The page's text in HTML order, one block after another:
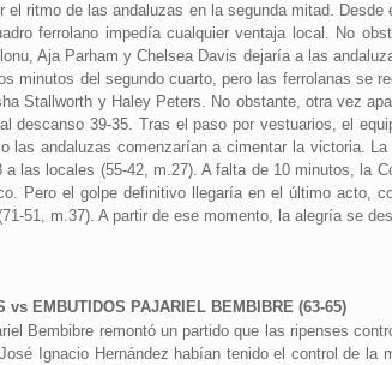
el ritmo de las andaluzas en la segunda mitad.
ferrolano impedía cualquier ventaja local. No
Aja Parham y Chelsea Davis dejaría a las
minutos del segundo cuarto, pero las ferrolanas se
Stallworth y Haley Peters. No obstante, otra vez
descanso 39-35. Tras el paso por vestuarios, el
las andaluzas comenzarían a cimentar la victoria.
a las locales (55-42, m.27). A falta de 10 minutos, la
Pero el golpe definitivo llegaría en el último acto,
51, m.37). A partir de ese momento, la alegría se
vs EMBUTIDOS PAJARIEL BEMBIBRE (63-65)
Bembibre remontó un partido que las ripenses
Ignacio Hernández habían tenido el control de la